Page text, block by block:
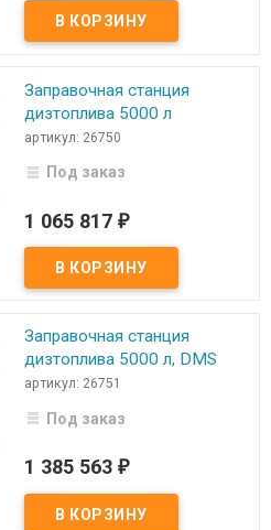
Заправочная станция
дизтоплива 5000 л
артикул: 26750
Под заказ
1 065 817 ₽
Заправочная станция
дизтоплива 5000 л, DMS
артикул: 26751
Под заказ
1 385 563 ₽